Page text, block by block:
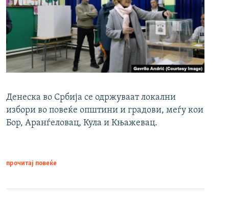
Денеска во Србија се одржуваат локални
избори во повеќе општини и градови, меѓу кои
Бор, Аранѓеловац, Кула и Књажевац.
прочитај повеќе